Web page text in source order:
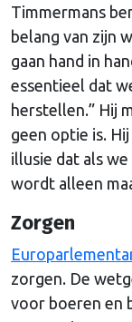
Timmermans
belang van zijn
gaan hand in
essentieel dat
herstellen.” Hij
geen optie is.
illusie dat als
wordt alleen
Zorgen
zorgen. De
voor boeren en